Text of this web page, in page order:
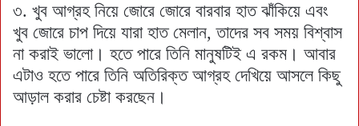
৩. খুব আগ্রহ নিয়ে জোরে জোরে বারবার হাত ঝাঁকিয়ে এবং
খুব জোরে চাপ দিয়ে যারা হাত মেলান, তাদের সব সময় বিশ্বাস
না করাই ভালো। হতে পারে তিনি মানুষটিই এ রকম। আবার
এটাও হতে পারে তিনি অতিরিক্ত আগ্রহ দেখিয়ে আসলে কিছু
আড়াল করার চেষ্টা করছেন।